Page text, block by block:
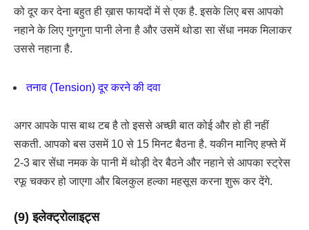
को दूर कर देना बहुत ही ख़ास फायदों में से एक है. इसके लिए बस आपको
नहाने के लिए गुनगुना पानी लेना है और उसमें थोडा सा सेंधा नमक मिलाकर
उससे नहाना है.
तनाव (Tension) दूर करने की दवा
अगर आपके पास बाथ टब है तो इससे अच्छी बात कोई और हो ही नहीं
सकती. आपको बस उसमें 10 से 15 मिनट बैठना है. यकीन मानिए हफ्ते में
2-3 बार सेंधा नमक के पानी में थोड़ी देर बैठने और नहाने से आपका स्ट्रेस
रफू चक्कर हो जाएगा और बिलकुल हल्का महसूस करना शुरू कर देंगे.
(9) इलेक्ट्रोलाइट्स